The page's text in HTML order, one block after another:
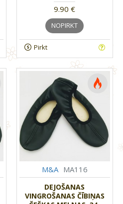
9.90 €
NOPIRKT
Pirkt
M&A MA116
DEJOŠANAS
VINGROŠANAS ČĪBIŅAS